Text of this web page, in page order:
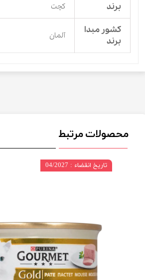
برند کچت
کشور مبدا
برند
آلمان
محصولات مرتبط
تاریخ انقضاء : 04/2027